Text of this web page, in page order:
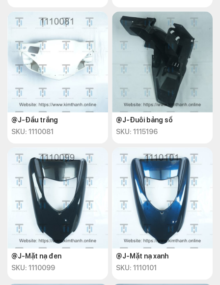
@J-Đầu trắng
SKU: 1110081
@J-Đuôi bảng số
SKU: 1115196
@J-Mặt nạ đen
SKU: 1110099
@J-Mặt nạ xanh
SKU: 1110101